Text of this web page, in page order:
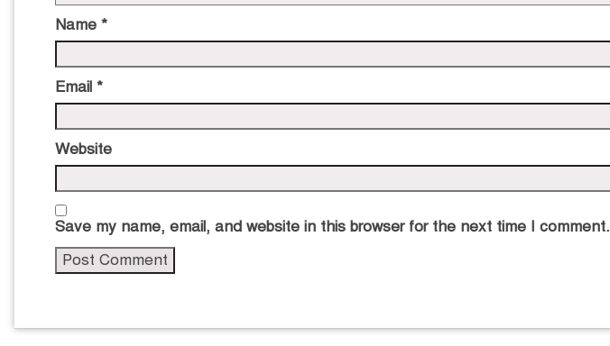
Name *
Email *
Website
Save my name, email, and website in this browser for the next time I comment.